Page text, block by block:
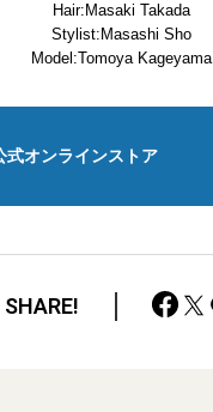
Hair:Masaki Takada
Stylist:Masashi Sho
Model:Tomoya Kageyama
式オンラインストア
SHARE!